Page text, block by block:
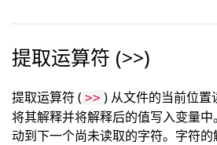
提取运算符 (>>)
提取运算符 ( >> ) 从文件的当前位置
将其解释并将解释后的值写入变量
动到下一个尚未读取的字符。字符